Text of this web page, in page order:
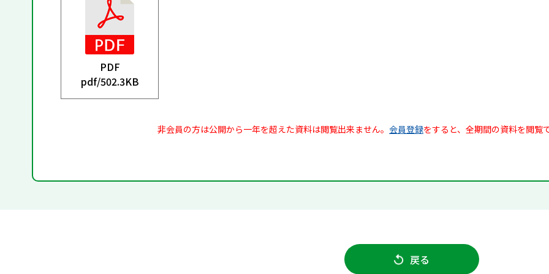
PDF
pdf/502.3KB
非会員の方は公開から一年を超えた資料は閲覧出来ません。 会員登録をすると、全期間の資料を閲覧
戻る